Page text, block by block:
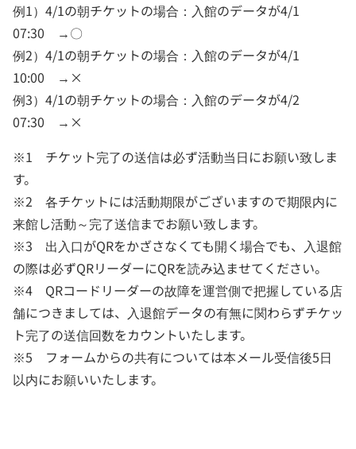
例1）4/1の朝チケットの場合：入館のデータが4/1
07:30 →〇
例2）4/1の朝チケットの場合：入館のデータが4/1
10:00 →×
例3）4/1の朝チケットの場合：入館のデータが4/2
07:30 →×
※1 チケット完了の送信は必ず活動当日にお願い致しま
す。
※2 各チケットには活動期限がございますので期限内に
来館し活動～完了送信までお願い致します。
※3 出入口がQRをかざさなくても開く場合でも、入退館
の際は必ずQRリーダーにQRを読み込ませてください。
※4 QRコードリーダーの故障を運営側で把握している店
舗につきましては、入退館データの有無に関わらずチケッ
ト完了の送信回数をカウントいたします。
※5 フォームからの共有については本メール受信後5日
以内にお願いいたします。